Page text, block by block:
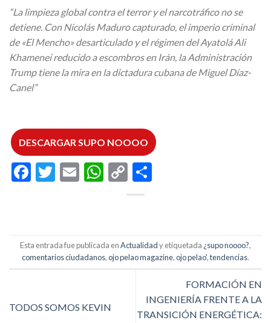
“La limpieza global contra el terror y el narcotráfico no se
detiene. Con Nicolás Maduro capturado, el imperio criminal
de «El Mencho» desarticulado y el régimen del Ayatolá Ali
Khamenei reducido a escombros en Irán, la Administración
Trump tiene la mira en la dictadura cubana de Miguel Díaz-
Canel”
DESCARGAR SUPO NOOOO
Facebook
Twitter
EmailWhatsApp
Copy
Link
Esta entrada fue publicada enActualidady etiquetada ¿supo noooo?,
comentarios ciudadanos,ojo pelao magazine,ojo pelao',tendencias.
TODOS SOMOS KEVIN
FORMACIÓN EN
INGENIERÍA FRENTE A LA
TRANSICIÓN ENERGÉTICA: